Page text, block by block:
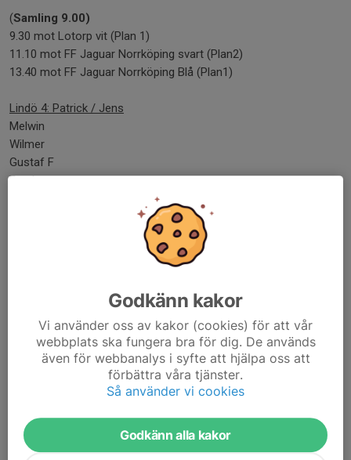
(Samling 9.00)
9.30 mot Lotorp vit (Plan 1)
11.10 mot FF Jaguar Norrköping svart (Plan2)
13.40 mot FF Jaguar Norrköping Blå (Plan1)
Lindö 4: Patrick / Jens
Melwin
Wilmer
Gustaf F
Frank
10.20 mot FF Jaguar Norrköping Blå (Plan1)
14.30 mot Lotorp Blå
HEJA LINDÖ P16
Kommentarer
Godkänn kakor
Vi använder oss av kakor (cookies) för att vår
webbplats ska fungera bra för dig. De används
även för webbanalys i syfte att hjälpa oss att
förbättra våra tjänster.
Så använder vi cookies
Godkänn alla kakor